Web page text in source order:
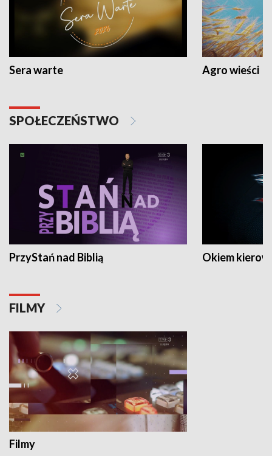
Sera warte Agro wieści
SPOŁECZEŃSTWO
PrzyStań nad Biblią Okiem
FILMY
Filmy